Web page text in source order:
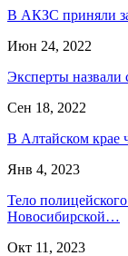
В АКЗС приняли
Июн 24, 2022
Эксперты назвали
Сен 18, 2022
В Алтайском крае
Янв 4, 2023
Тело
Новосибирской…
Окт 11, 2023